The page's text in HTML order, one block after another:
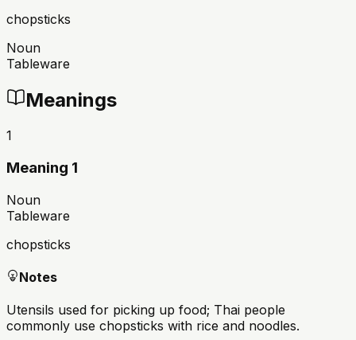
chopsticks
Noun
Tableware
Meanings
1
Meaning 1
Noun
Tableware
chopsticks
Notes
Utensils used for picking up food; Thai people
commonly use chopsticks with rice and noodles.